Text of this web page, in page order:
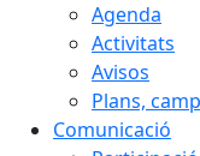
Agenda
Activitats
Avisos
Plans,
Comunicació